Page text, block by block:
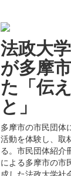
法政大
が多摩
た「伝
と」
多摩市の市民団体
活動を体験し、取
る。市民団体紹介
による多摩市の市
成した法政大学